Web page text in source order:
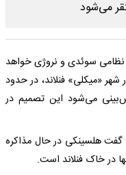
سوئدی و نروژی خواهد
شهر «میکلی» فنلاند، در حدود
می‌شود این تصمیم در
گفت هلسینکی در حال مذاکره
در خاک فنلاند است.